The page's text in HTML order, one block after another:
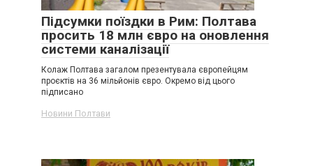
Підсумки поїздки в Рим: Полтава
просить 18 млн євро на оновлення
системи каналізації
Колаж Полтава загалом презентувала європейцям
проєктів на 36 мільйонів євро. Окремо від цього
підписано
Новини Полтави